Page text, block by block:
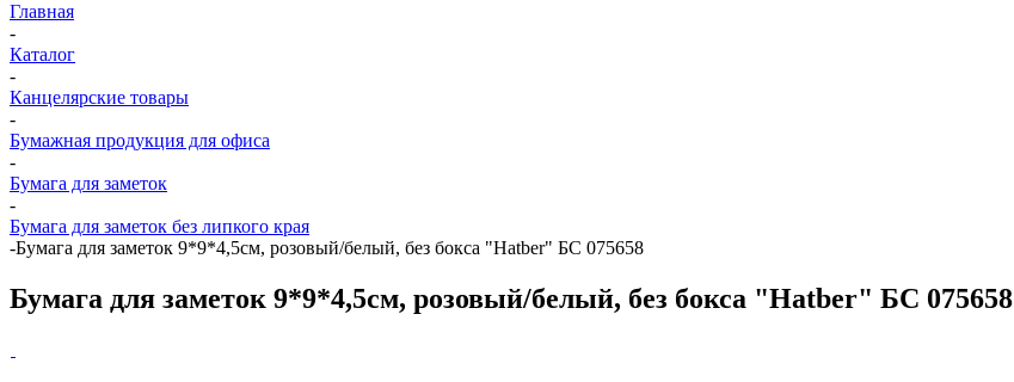
Главная
-
Каталог
-
Канцелярские товары
-
Бумажная продукция для офиса
-
Бумага для заметок
-
Бумага для заметок без липкого края
-Бумага для заметок 9*9*4,5см, розовый/белый, без бокса "Hatber" БС 075658
Бумага для заметок 9*9*4,5см, розовый/белый, без бокса "Hatber" БС 075658